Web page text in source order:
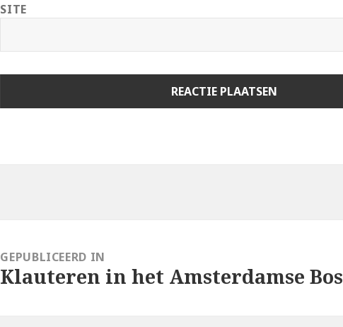
SITE
GEPUBLICEERD IN
Klauteren in het Amsterdamse Bos